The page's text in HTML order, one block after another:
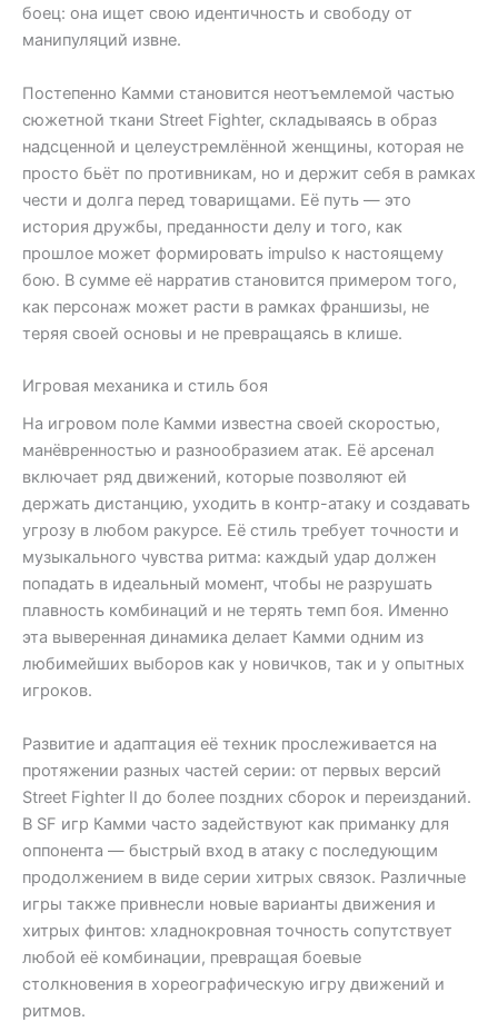
боец: она ищет свою идентичность и свободу от
манипуляций извне.
Постепенно Камми становится неотъемлемой частью
сюжетной ткани Street Fighter, складываясь в образ
надсценной и целеустремлённой женщины, которая не
просто бьёт по противникам, но и держит себя в рамках
чести и долга перед товарищами. Её путь — это
история дружбы, преданности делу и того, как
прошлое может формировать impulso к настоящему
бою. В сумме её нарратив становится примером того,
как персонаж может расти в рамках франшизы, не
теряя своей основы и не превращаясь в клише.
Игровая механика и стиль боя
На игровом поле Камми известна своей скоростью,
манёвренностью и разнообразием атак. Её арсенал
включает ряд движений, которые позволяют ей
держать дистанцию, уходить в контр-атаку и создавать
угрозу в любом ракурсе. Её стиль требует точности и
музыкального чувства ритма: каждый удар должен
попадать в идеальный момент, чтобы не разрушать
плавность комбинаций и не терять темп боя. Именно
эта выверенная динамика делает Камми одним из
любимейших выборов как у новичков, так и у опытных
игроков.
Развитие и адаптация её техник прослеживается на
протяжении разных частей серии: от первых версий
Street Fighter II до более поздних сборок и переизданий.
В SF игр Камми часто задействуют как приманку для
оппонента — быстрый вход в атаку с последующим
продолжением в виде серии хитрых связок. Различные
игры также привнесли новые варианты движения и
хитрых финтов: хладнокровная точность сопутствует
любой её комбинации, превращая боевые
столкновения в хореографическую игру движений и
ритмов.